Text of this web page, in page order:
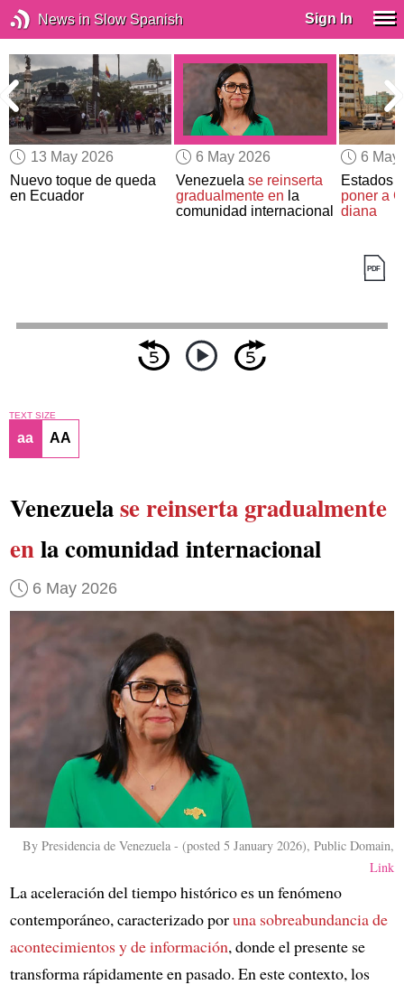
News in Slow Spanish Sign In
13 May 2026
Nuevo toque de queda
en Ecuador
6 May 2026
Venezuela se reinserta
gradualmente en la
comunidad internacional
6 May
Estados
poner a
diana
TEXT SIZE
aa AA
Venezuelase reinserta gradualmente
enla comunidad internacional
6 May 2026
By Presidencia de Venezuela - (posted 5 January 2026), Public Domain,
Link
La aceleración del tiempo histórico es un fenómeno
contemporáneo, caracterizado poruna sobreabundancia de
acontecimientos y de información, donde el presente se
transforma rápidamente en pasado. En este contexto, los